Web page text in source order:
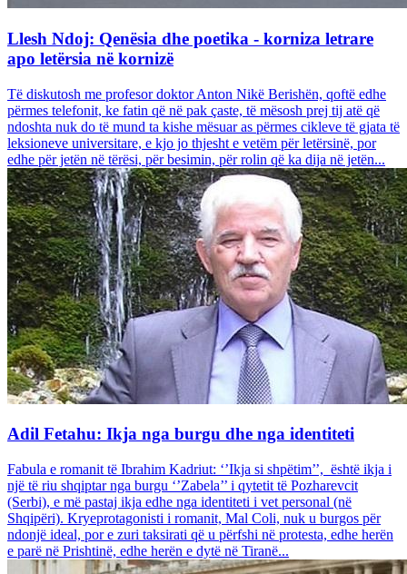
Llesh Ndoj: Qenësia dhe poetika - korniza letrare
apo letërsia në kornizë
Të diskutosh me profesor doktor Anton Nikë Berishën, qoftë edhe
përmes telefonit, ke fatin që në pak çaste, të mësosh prej tij atë që
ndoshta nuk do të mund ta kishe mësuar as përmes cikleve të gjata të
leksioneve universitare, e kjo jo thjesht e vetëm për letërsinë, por
edhe për jetën në tërësi, për besimin, për rolin që ka dija në jetën...
Adil Fetahu: Ikja nga burgu dhe nga identiteti
Fabula e romanit të Ibrahim Kadriut: ‘’Ikja si shpëtim’’, është ikja i
një të riu shqiptar nga burgu ‘’Zabela’’ i qytetit të Pozharevcit
(Serbi), e më pastaj ikja edhe nga identiteti i vet personal (në
Shqipëri). Kryeprotagonisti i romanit, Mal Coli, nuk u burgos për
ndonjë ideal, por e zuri taksirati që u përfshi në protesta, edhe herën
e parë në Prishtinë, edhe herën e dytë në Tiranë...